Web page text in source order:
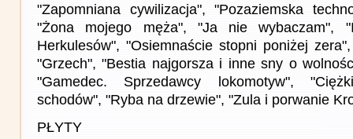
"Zapomniana cywilizacja", "Pozaziemska
"Żona mojego męża", "Ja nie wybaczam",
Herkulesów", "Osiemnaście stopni poniżej
"Grzech", "Bestia najgorsza i inne sny o
"Gamedec. Sprzedawcy lokomotyw",
schodów", "Ryba na drzewie", "Zula i porwanie
PŁYTY